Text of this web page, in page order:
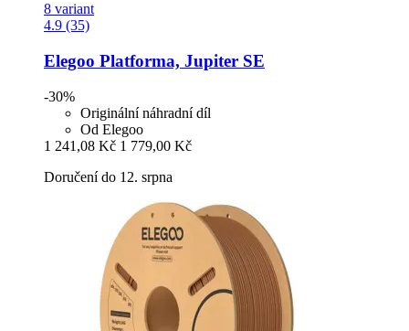
8 variant
4.9 (35)
Elegoo Platforma, Jupiter SE
-30%
Originální náhradní díl
Od Elegoo
1 241,08 Kč 1 779,00 Kč
Doručení do 12. srpna